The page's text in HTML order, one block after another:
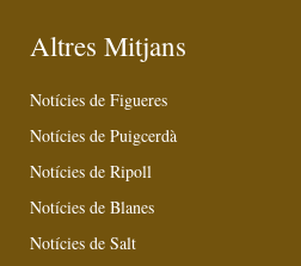
Altres Mitjans
Notícies de Figueres
Notícies de Puigcerdà
Notícies de Ripoll
Notícies de Blanes
Notícies de Salt